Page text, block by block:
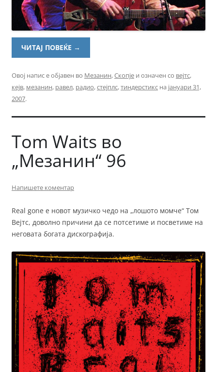
ЧИТАЈ ПОВЕЌЕ →
Овој напис е објавен во Мезанин,Скопје и означен со вејтс,
кејв, мезанин, равел, радио,стејплс,тиндерстикс на јануари 31,
2007.
Tom Waits во
„Мезанин“ 96
Напишете коментар
Real gone е новот музичко чедо на „лошото момче“ Том
Вејтс, доволно причини да се потсетиме и посветиме на
неговата богата дискографија.